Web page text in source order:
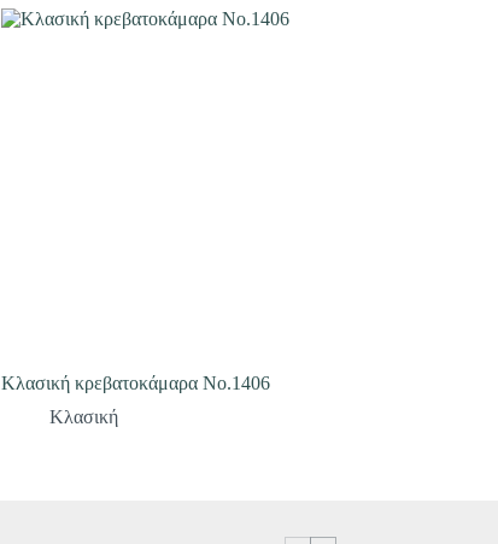
Κλασική κρεβατοκάμαρα Νο.1406
Κλασική